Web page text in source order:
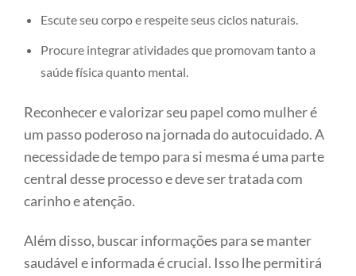
Escute seu corpo e respeite seus ciclos naturais.
Procure integrar atividades que promovam tanto a
saúde física quanto mental.
Reconhecer e valorizar seu papel como mulher é
um passo poderoso na jornada do autocuidado. A
necessidade de tempo para si mesma é uma parte
central desse processo e deve ser tratada com
carinho e atenção.
Além disso, buscar informações para se manter
saudável e informada é crucial. Isso lhe permitirá